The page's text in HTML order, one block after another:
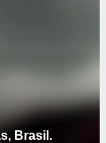
Brasil.